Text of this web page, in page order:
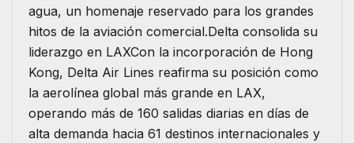
agua, un homenaje reservado para los grandes
hitos de la aviación comercial.Delta consolida su
liderazgo en LAXCon la incorporación de Hong
Kong, Delta Air Lines reafirma su posición como
la aerolínea global más grande en LAX,
operando más de 160 salidas diarias en días de
alta demanda hacia 61 destinos internacionales y